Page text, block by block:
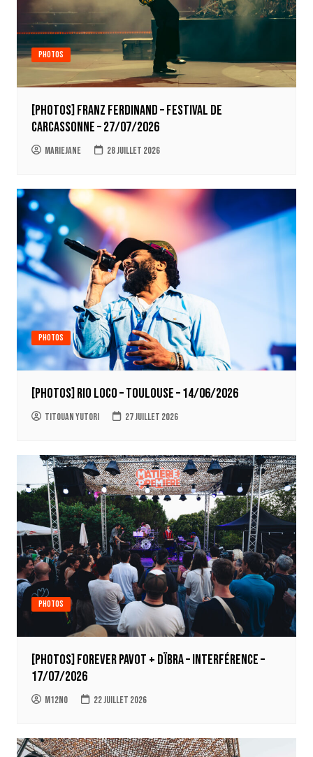
Photos
[Photos] Franz Ferdinand – Festival de
Carcassonne – 27/07/2026
Mariejane 28 juillet 2026
Photos
[PHOTOS] RIO LOCO – Toulouse – 14/06/2026
Titouan Yutori 27 juillet 2026
Photos
[Photos] Forever Pavot + Dïbra – Interférence –
17/07/2026
m12no 22 juillet 2026